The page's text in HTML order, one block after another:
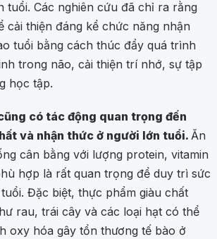
tuổi. Các nghiên cứu đã chỉ ra rằng
cải thiện đáng kể chức năng nhận
tuổi bằng cách thúc đẩy quá trình
trong não, cải thiện trí nhớ, sự tập
học tập.
có tác động quan trọng đến
và nhận thức ở người lớn tuổi. Ăn
cân bằng với lượng protein, vitamin
hợp là rất quan trọng để duy trì sức
Đặc biệt, thực phẩm giàu chất
rau, trái cây và các loại hạt có thể
oxy hóa gây tổn thương tế bào ở